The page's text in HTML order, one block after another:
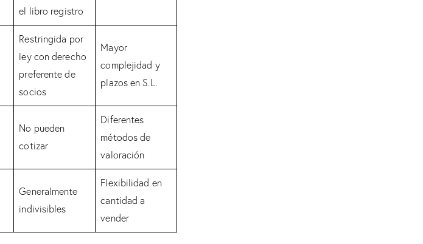
el libro registro
Restringida por
ley con derecho
preferente de
socios
Mayor
complejidad y
plazos en S.L.
No pueden
cotizar
Diferentes
métodos de
valoración
Generalmente
indivisibles
Flexibilidad en
cantidad a
vender